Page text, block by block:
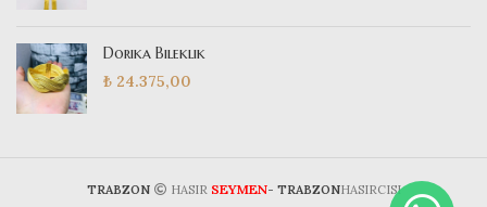
Dorika Bileklik
₺ 24.375,00
TRABZON HASIR SEYMEN- TRABZONHASIRCISI